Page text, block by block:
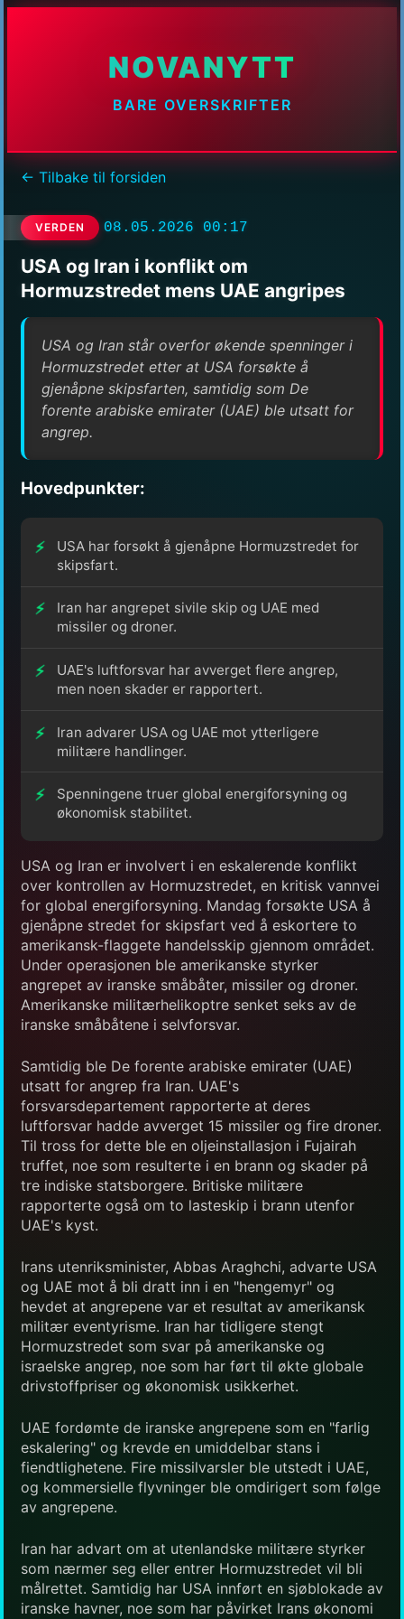
NOVANYTT
BARE OVERSKRIFTER
← Tilbake til forsiden
VERDEN 08.05.2026 00:17
USA og Iran i konflikt om
Hormuzstredet mens UAE angripes
USA og Iran står overfor økende spenninger i
Hormuzstredet etter at USA forsøkte å
gjenåpne skipsfarten, samtidig som De
forente arabiske emirater (UAE) ble utsatt for
angrep.
Hovedpunkter:
USA har forsøkt å gjenåpne Hormuzstredet for
skipsfart.
Iran har angrepet sivile skip og UAE med
missiler og droner.
UAE's luftforsvar har avverget flere angrep,
men noen skader er rapportert.
Iran advarer USA og UAE mot ytterligere
militære handlinger.
Spenningene truer global energiforsyning og
økonomisk stabilitet.
USA og Iran er involvert i en eskalerende konflikt
over kontrollen av Hormuzstredet, en kritisk vannvei
for global energiforsyning. Mandag forsøkte USA å
gjenåpne stredet for skipsfart ved å eskortere to
amerikansk-flaggete handelsskip gjennom området.
Under operasjonen ble amerikanske styrker
angrepet av iranske småbåter, missiler og droner.
Amerikanske militærhelikoptre senket seks av de
iranske småbåtene i selvforsvar.
Samtidig ble De forente arabiske emirater (UAE)
utsatt for angrep fra Iran. UAE's
forsvarsdepartement rapporterte at deres
luftforsvar hadde avverget 15 missiler og fire droner.
Til tross for dette ble en oljeinstallasjon i Fujairah
truffet, noe som resulterte i en brann og skader på
tre indiske statsborgere. Britiske militære
rapporterte også om to lasteskip i brann utenfor
UAE's kyst.
Irans utenriksminister, Abbas Araghchi, advarte USA
og UAE mot å bli dratt inn i en "hengemyr" og
hevdet at angrepene var et resultat av amerikansk
militær eventyrisme. Iran har tidligere stengt
Hormuzstredet som svar på amerikanske og
israelske angrep, noe som har ført til økte globale
drivstoffpriser og økonomisk usikkerhet.
UAE fordømte de iranske angrepene som en "farlig
eskalering" og krevde en umiddelbar stans i
fiendtlighetene. Fire missilvarsler ble utstedt i UAE,
og kommersielle flyvninger ble omdirigert som følge
av angrepene.
Iran har advart om at utenlandske militære styrker
som nærmer seg eller entrer Hormuzstredet vil bli
målrettet. Samtidig har USA innført en sjøblokade av
iranske havner, noe som har påvirket Irans økonomi